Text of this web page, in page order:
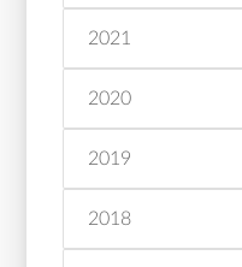
2021
2020
2019
2018